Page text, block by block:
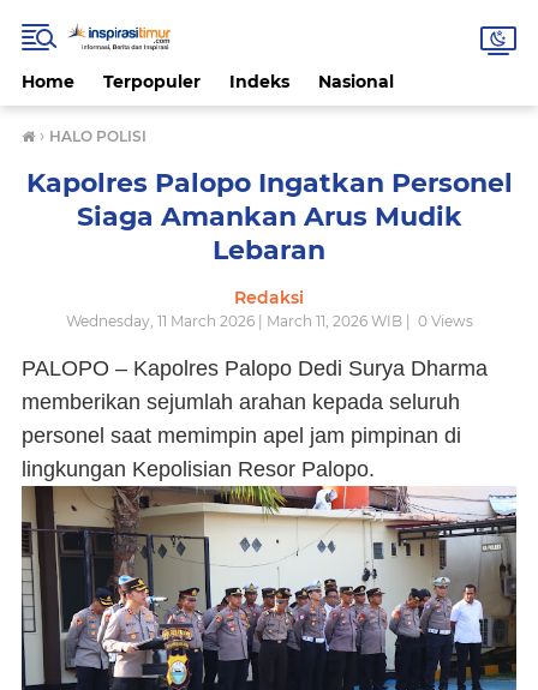
Home Terpopuler Indeks Nasional
› HALO POLISI
Kapolres Palopo Ingatkan Personel
Siaga Amankan Arus Mudik
Lebaran
Redaksi
Wednesday, 11 March 2026 | March 11, 2026 WIB | 0Views
PALOPO – Kapolres Palopo Dedi Surya Dharma
memberikan sejumlah arahan kepada seluruh
personel saat memimpin apel jam pimpinan di
lingkungan Kepolisian Resor Palopo.